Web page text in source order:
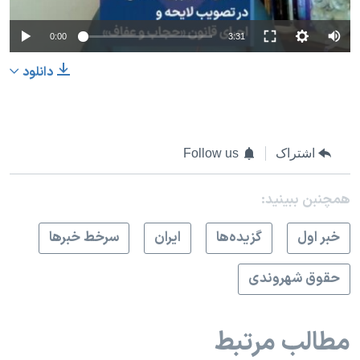
0:00 3:31
دانلود
اشتراک Follow us
همچنبن ببینید:
خبر اول
گزيده‌ها ايران
سرخط خبرها
حقوق شهروندی
مطالب مرتبط